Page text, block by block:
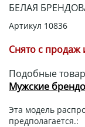
БЕЛАЯ
Артикул 10836
Снято с продаж
Подобные
Мужские
Эта модель
предполагается.: